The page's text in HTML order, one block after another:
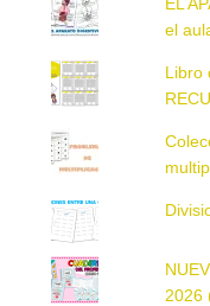
el
Libro
2026